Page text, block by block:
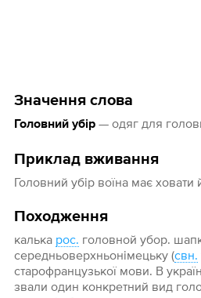
Значення слова
Головний убір— одяг для
Приклад вживання
Головний убір воїна має
Походження
калька рос. головной убор.
середньоверхньонімецьку (свн.
старофранцузької мови. В
звали один конкретний вид